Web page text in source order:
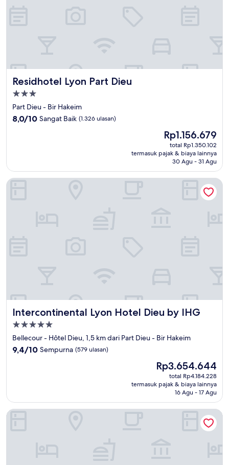
Residhotel Lyon Part Dieu
Residhotel Lyon Part Dieu
Properti
bintang
3.0
Part Dieu - Bir Hakeim
8.0
ulasan)
8,0/10 Sangat Baik (1.326 ulasan)
Harga
sekarang
Rp1.156.679
Rp1.156.679
total Rp1.350.102
termasuk pajak & biaya lainnya
30 Agu - 31 Agu
Intercontinental Lyon Hotel Dieu by IHG
Intercontinental Lyon Hotel Dieu by IHG
Properti
bintang
5.0
Bellecour - Hôtel Dieu, 1,5 km dari Part Dieu - Bir Hakeim
9.4
9,4/10 Sempurna (579 ulasan)
Harga
sekarang
Rp3.654.644
Rp3.654.644
total Rp4.184.228
termasuk pajak & biaya lainnya
16 Agu - 17 Agu
Intercontinental Lyon Hotel Dieu by IHG
Le Royal Hotel Lyon - MGallery Collection